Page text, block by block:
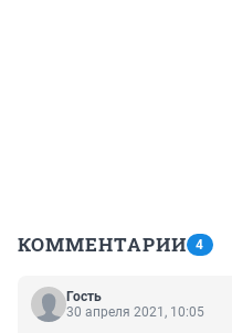
КОММЕНТАРИИ 4
Гость
30 апреля 2021, 10:05